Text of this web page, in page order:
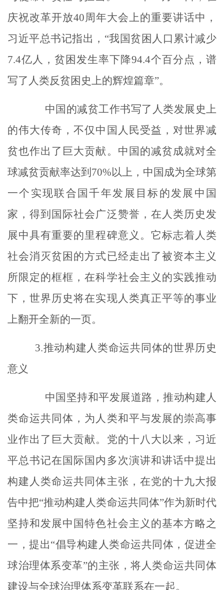
庆祝改革开放40周年大会上的重要讲话中，
习近平总书记指出，“我国贫困人口累计减少
7.4亿人，贫困发生率下降94.4个百分点，谱
写了人类反贫困史上的辉煌篇章”。
中国的减贫工作书写了人类发展史上
的伟大传奇，不仅中国人民受益，对世界减
贫也作出了巨大贡献。中国的减贫成就对全
球减贫贡献率达到 70%以上，中国成为全球第
一个实现联合国千年发展目标的发展中国
家，得到国际社会广泛赞誉，在人类历史发
展中具有重要的里程碑意义。它标志着人类
社会消灭贫困的方式已经走出了被资本主义
所限定的框框，在科学社会主义的实践推动
下，世界历史将在实现人类真正平等的事业
上翻开全新的一页。
3.推动构建人类命运共同体的世界历史
意义
中国坚持和平发展道路，推动构建人
类命运共同体，为人类和平与发展的崇高事
业作出了巨大贡献。党的十八大以来，习近
平总书记在国际国内多次演讲和讲话中提出
构建人类命运共同体主张，在党的十九大报
告中把“推动构建人类命运共同体”作为新时代
坚持和发展中国特色社会主义的基本方略之
一，提出“倡导构建人类命运共同体，促进全
球治理体系变革”的主张，将人类命运共同体
建设与全球治理体系变革联系在一起。